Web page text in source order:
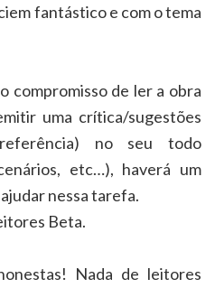
fantástico e com o tema
compromisso de ler a obra
uma crítica/sugestões
no seu todo
etc…), haverá um
nessa tarefa.
Beta.
Nada de leitores